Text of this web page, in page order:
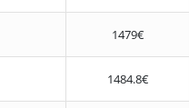
1479€
1484.8€